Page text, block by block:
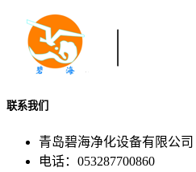
联系我们
青岛碧海净化设备有限公司
电话：053287700860